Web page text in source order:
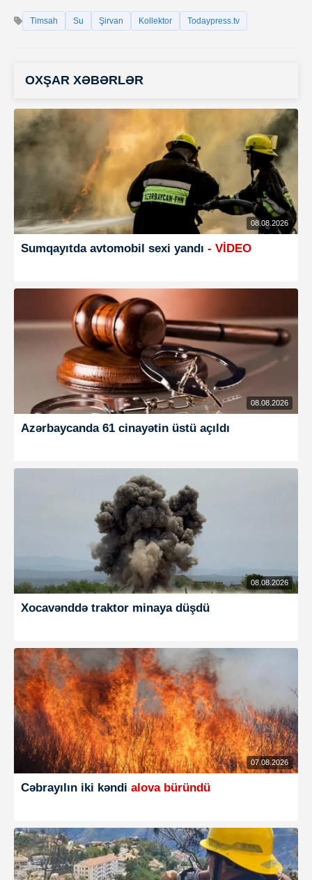
Timsah Su Şirvan Kollektor Todaypress.tv
OXŞAR XƏBƏRLƏR
08.08.2026
Sumqayıtda avtomobil sexi yandı - VİDEO
08.08.2026
Azərbaycanda 61 cinayətin üstü açıldı
08.08.2026
Xocavənddə traktor minaya düşdü
07.08.2026
Cəbrayılın iki kəndi alova büründü